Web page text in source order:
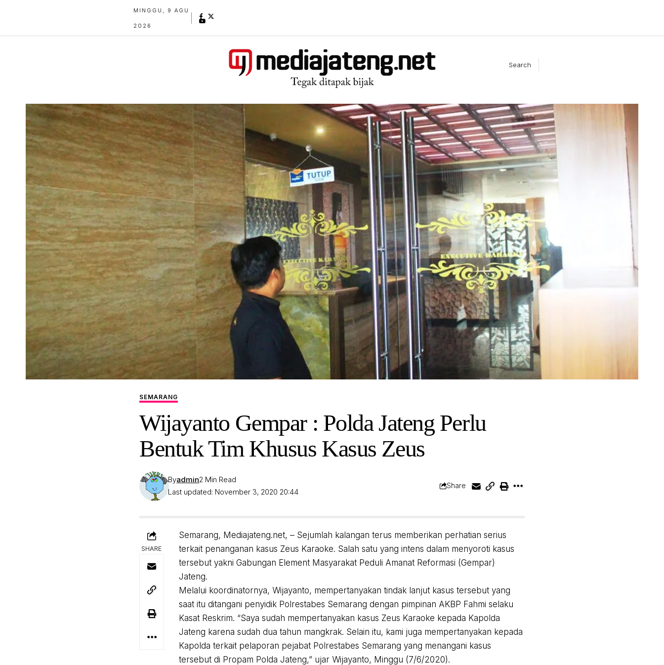
MINGGU, 9 AGU
2026
Search
SEMARANG
Wijayanto Gempar : Polda Jateng Perlu
Bentuk Tim Khusus Kasus Zeus
Last updated: November 3, 2020 20:44
Byadmin2 Min Read
Share
SHARE
Semarang, Mediajateng.net, – Sejumlah kalangan terus memberikan perhatian serius
terkait penanganan kasus Zeus Karaoke. Salah satu yang intens dalam menyoroti kasus
tersebut yakni Gabungan Element Masyarakat Peduli Amanat Reformasi (Gempar)
Jateng.
Melalui koordinatornya, Wijayanto, mempertanyakan tindak lanjut kasus tersebut yang
saat itu ditangani penyidik Polrestabes Semarang dengan pimpinan AKBP Fahmi selaku
Kasat Reskrim. “Saya sudah mempertanyakan kasus Zeus Karaoke kepada Kapolda
Jateng karena sudah dua tahun mangkrak. Selain itu, kami juga mempertanyakan kepada
Kapolda terkait pelaporan pejabat Polrestabes Semarang yang menangani kasus
tersebut di Propam Polda Jateng,” ujar Wijayanto, Minggu (7/6/2020).